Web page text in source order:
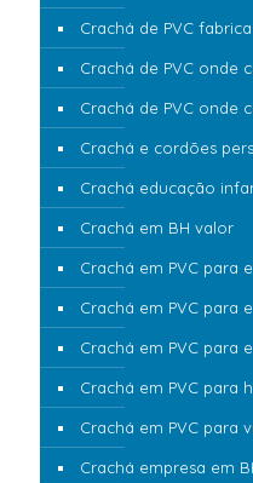
Crachá de PVC
Crachá de PVC onde
Crachá de PVC onde
Crachá e cordões
Crachá educação
Crachá em BH valor
Crachá em PVC para
Crachá em PVC para
Crachá em PVC para
Crachá em PVC para
Crachá em PVC para
Crachá empresa em